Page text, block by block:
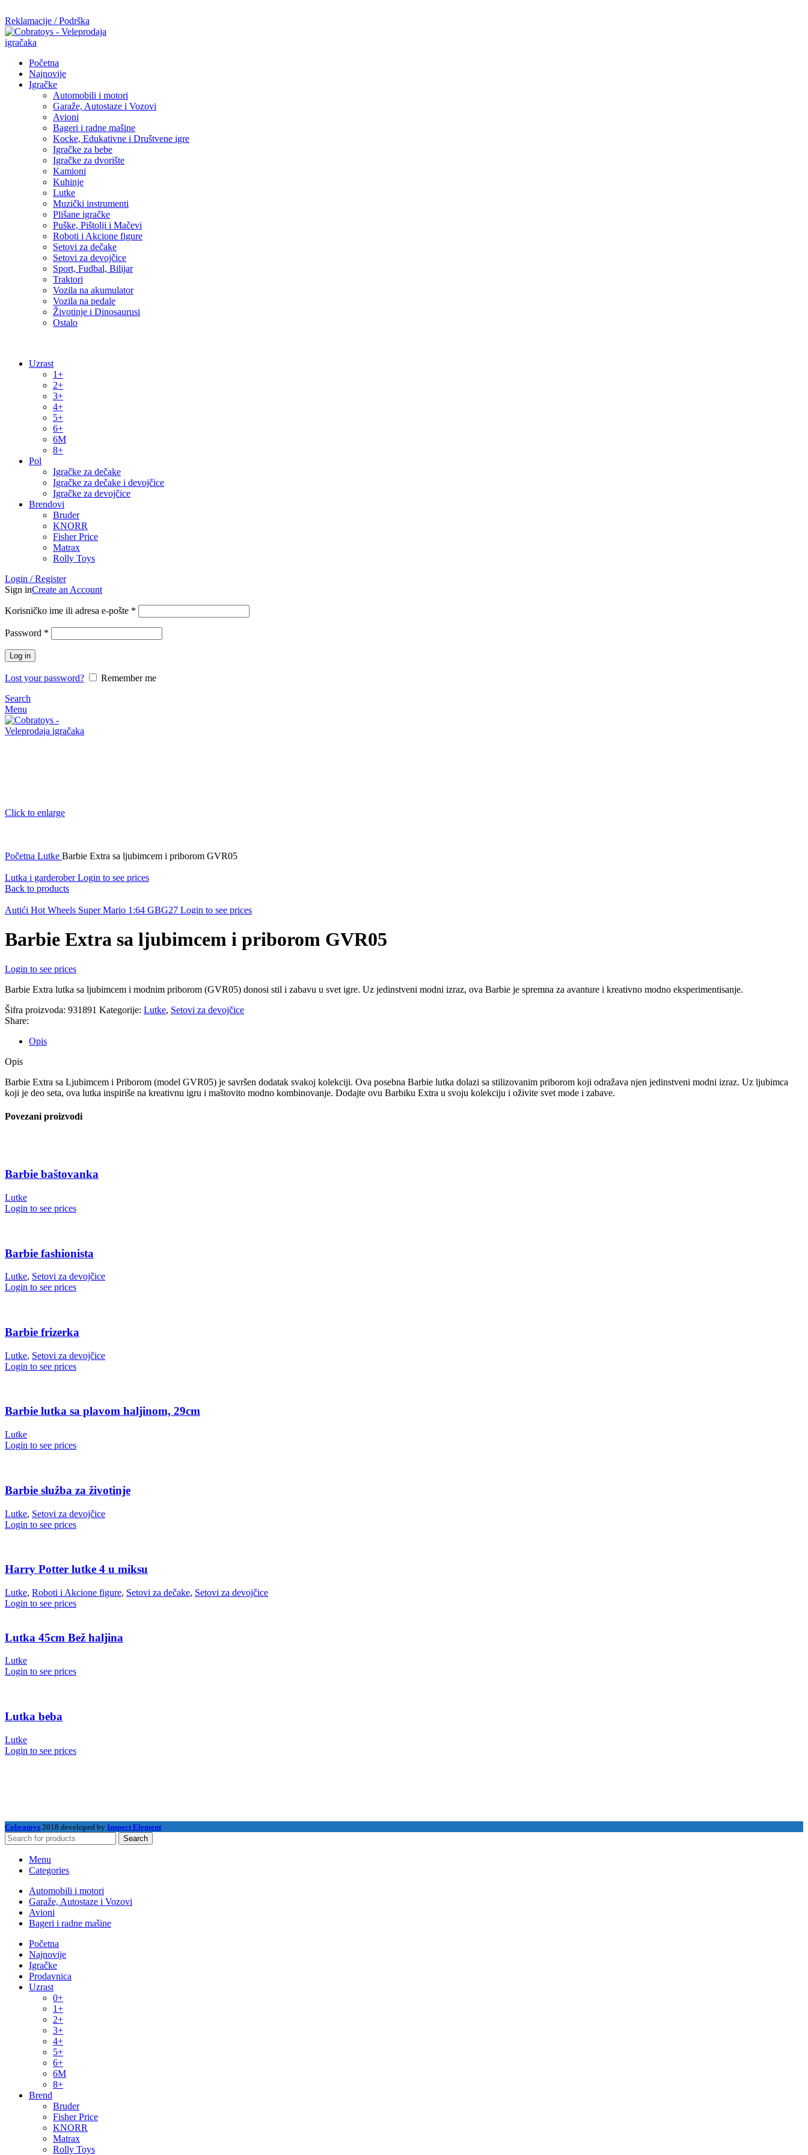
Reklamacije / Podrška
Početna
Najnovije
Igračke
Automobili i motori
Garaže, Autostaze i Vozovi
Avioni
Bageri i radne mašine
Kocke, Edukativne i Društvene igre
Igračke za bebe
Igračke za dvorište
Kamioni
Kuhinje
Lutke
Muzički instrumenti
Plišane igračke
Puške, Pištolji i Mačevi
Roboti i Akcione figure
Setovi za dečake
Setovi za devojčice
Sport, Fudbal, Bilijar
Traktori
Vozila na akumulator
Vozila na pedale
Životinje i Dinosaurusi
Ostalo
Uzrast
1+
2+
3+
4+
5+
6+
6M
8+
Pol
Igračke za dečake
Igračke za dečake i devojčice
Igračke za devojčice
Brendovi
Bruder
KNORR
Fisher Price
Matrax
Rolly Toys
Login / Register
Sign inCreate an Account
Korisničko ime ili adresa e-pošte *
Password *
Log in
Lost your password?
Remember me
Search
Menu
Click to enlarge
Početna Lutke Barbie Extra sa ljubimcem i priborom GVR05
Lutka i garderoberLogin to see prices
Back to products
Autići Hot Wheels Super Mario 1:64 GBG27 Login to see prices
Barbie Extra sa ljubimcem i priborom GVR05
Login to see prices
Barbie Extra lutka sa ljubimcem i modnim priborom (GVR05) donosi stil i zabavu u svet igre. Uz jedinstveni modni izraz, ova Barbie je spremna za avanture i kreativno modno eksperimentisanje.
Šifra proizvoda: 931891 Kategorije: Lutke, Setovi za devojčice
Share:
Opis
Opis
Barbie Extra sa Ljubimcem i Priborom (model GVR05) je savršen dodatak svakoj kolekciji. Ova posebna Barbie lutka dolazi sa stilizovanim priborom koji odražava njen jedinstveni modni izraz. Uz ljubimca
koji je deo seta, ova lutka inspiriše na kreativnu igru i maštovito modno kombinovanje. Dodajte ovu Barbiku Extra u svoju kolekciju i oživite svet mode i zabave.
Povezani proizvodi
Barbie baštovanka
Lutke
Login to see prices
Barbie fashionista
Lutke, Setovi za devojčice
Login to see prices
Barbie frizerka
Lutke, Setovi za devojčice
Login to see prices
Barbie lutka sa plavom haljinom, 29cm
Lutke
Login to see prices
Barbie služba za životinje
Lutke, Setovi za devojčice
Login to see prices
Harry Potter lutke 4 u miksu
Lutke, Roboti i Akcione figure, Setovi za dečake, Setovi za devojčice
Login to see prices
Lutka 45cm Bež haljina
Lutke
Login to see prices
Lutka beba
Lutke
Login to see prices
Cobratoys 2018 developed by Inspect Element
Search
Menu
Categories
Automobili i motori
Garaže, Autostaze i Vozovi
Avioni
Bageri i radne mašine
Početna
Najnovije
Igračke
Prodavnica
Uzrast
0+
1+
2+
3+
4+
5+
6+
6M
8+
Brend
Bruder
Fisher Price
KNORR
Matrax
Rolly Toys